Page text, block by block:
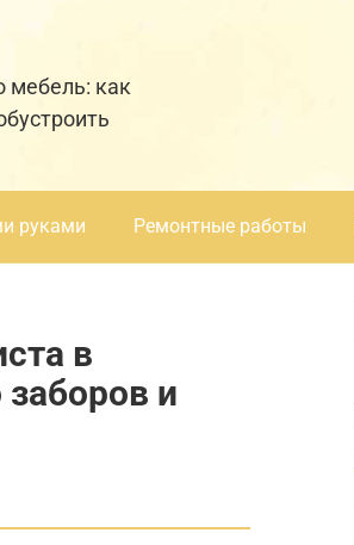
мебель: как
руками Ремонтные работы
в
и